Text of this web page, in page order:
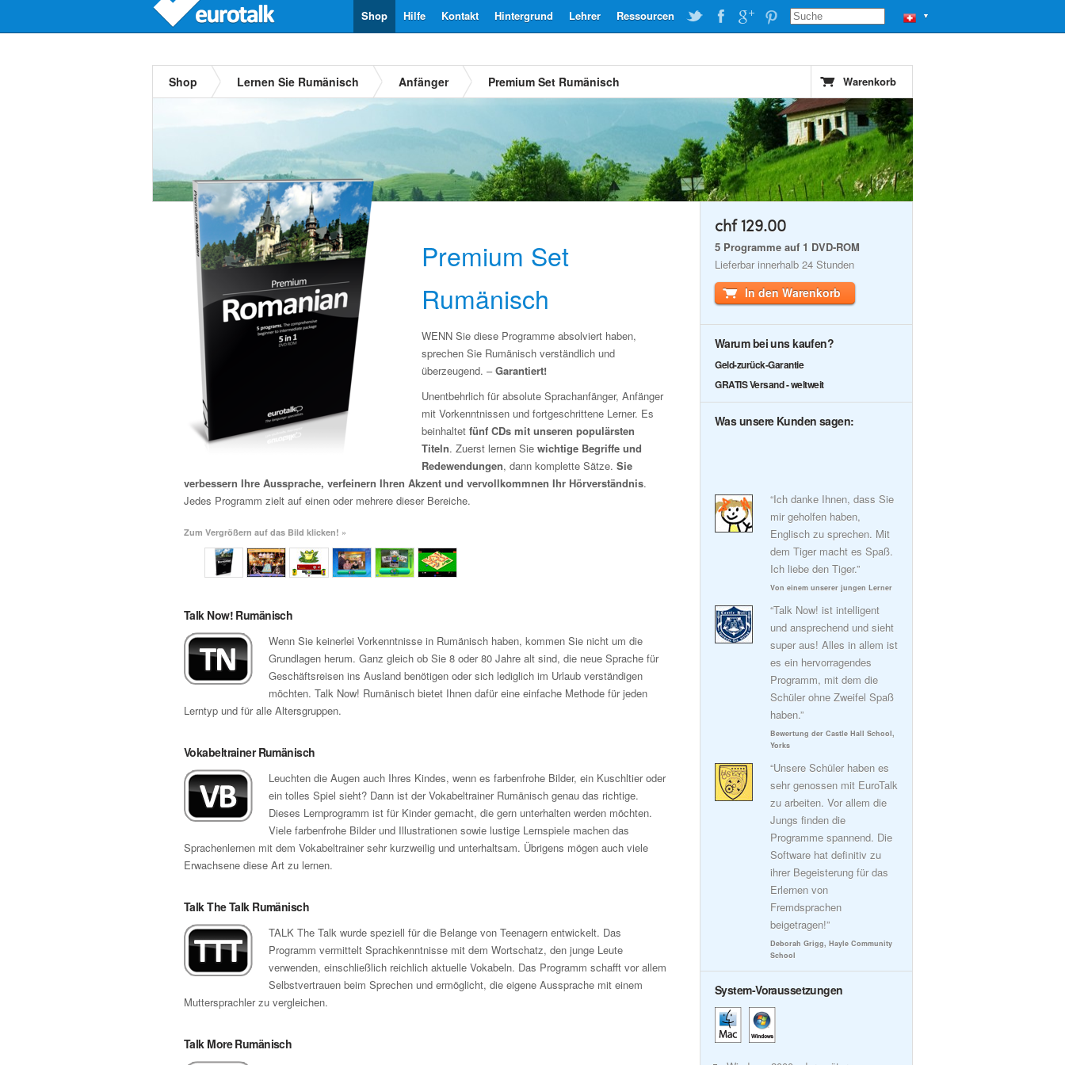
▼
Ressourcen
Lehrer
Hintergrund
Kontakt
Hilfe
Shop
Shop Lernen Sie Rumänisch Anfänger Premium Set Rumänisch Warenkorb
Premium Set
Rumänisch
WENN Sie diese Programme absolviert haben,
sprechen Sie Rumänisch verständlich und
überzeugend. –Garantiert!
Unentbehrlich für absolute Sprachanfänger, Anfänger
mit Vorkenntnissen und fortgeschrittene Lerner. Es
beinhaltet fünf CDs mit unseren populärsten
Titeln. Zuerst lernen Sie wichtige Begriffe und
Redewendungen, dann komplette Sätze. Sie
verbessern Ihre Aussprache, verfeinern Ihren Akzent und vervollkommnen Ihr Hörverständnis.
Jedes Programm zielt auf einen oder mehrere dieser Bereiche.
Zum Vergrößern auf das Bild klicken! »
Talk Now! Rumänisch
Wenn Sie keinerlei Vorkenntnisse in Rumänisch haben, kommen Sie nicht um die
Grundlagen herum. Ganz gleich ob Sie 8 oder 80 Jahre alt sind, die neue Sprache für
Geschäftsreisen ins Ausland benötigen oder sich lediglich im Urlaub verständigen
möchten. Talk Now! Rumänisch bietet Ihnen dafür eine einfache Methode für jeden
Lerntyp und für alle Altersgruppen.
Vokabeltrainer Rumänisch
Leuchten die Augen auch Ihres Kindes, wenn es farbenfrohe Bilder, ein Kuschltier oder
ein tolles Spiel sieht? Dann ist der Vokabeltrainer Rumänisch genau das richtige.
Dieses Lernprogramm ist für Kinder gemacht, die gern unterhalten werden möchten.
Viele farbenfrohe Bilder und Illustrationen sowie lustige Lernspiele machen das
Sprachenlernen mit dem Vokabeltrainer sehr kurzweilig und unterhaltsam. Übrigens mögen auch viele
Erwachsene diese Art zu lernen.
Talk The Talk Rumänisch
TALK The Talk wurde speziell für die Belange von Teenagern entwickelt. Das
Programm vermittelt Sprachkenntnisse mit dem Wortschatz, den junge Leute
verwenden, einschließlich reichlich aktuelle Vokabeln. Das Programm schafft vor allem
Selbstvertrauen beim Sprechen und ermöglicht, die eigene Aussprache mit einem
Muttersprachler zu vergleichen.
Talk More Rumänisch
chf 129.00
5 Programme auf 1 DVD-ROM
Lieferbar innerhalb 24 Stunden
In den Warenkorb
Warum bei uns kaufen?
Geld-zurück-Garantie
GRATIS Versand - weltweit
Was unsere Kunden sagen:
“Ich danke Ihnen, dass Sie
mir geholfen haben,
Englisch zu sprechen. Mit
dem Tiger macht es Spaß.
Ich liebe den Tiger.”
Von einem unserer jungen Lerner
“Talk Now! ist intelligent
und ansprechend und sieht
super aus! Alles in allem ist
es ein hervorragendes
Programm, mit dem die
Schüler ohne Zweifel Spaß
haben.”
Bewertung der Castle Hall School,
Yorks
“Unsere Schüler haben es
sehr genossen mit EuroTalk
zu arbeiten. Vor allem die
Jungs finden die
Programme spannend. Die
Software hat definitiv zu
ihrer Begeisterung für das
Erlernen von
Fremdsprachen
beigetragen!”
Deborah Grigg, Hayle Community
School
System-Voraussetzungen